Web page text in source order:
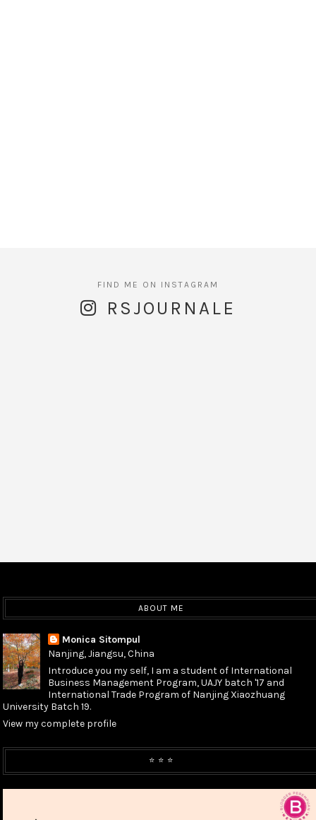
RSJOURNALE
ABOUT ME
Monica Sitompul
Nanjing, Jiangsu, China
Introduce you my self, I am a student of International
Business Management Program, UAJY batch '17 and
International Trade Program of Nanjing Xiaozhuang
University Batch 19.
View my complete profile
⭐️ ⭐️ ⭐️